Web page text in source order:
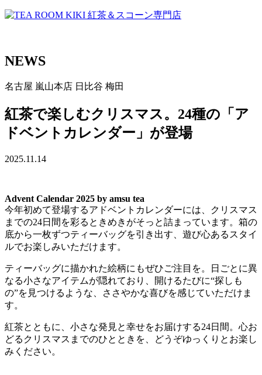
NEWS
名古屋 嵐山本店 日比谷 梅田
紅茶で楽しむクリスマス。24種の「ア
ドベントカレンダー」が登場
2025.11.14
Advent Calendar 2025 by amsu tea
今年初めて登場するアドベントカレンダーには、クリスマス
までの24日間を彩るときめきがそっと詰まっています。箱の
底から一枚ずつティーバッグを引き出す、遊び心あるスタイ
ルでお楽しみいただけます。
ティーバッグに描かれた絵柄にもぜひご注目を。日ごとに異
なる小さなアイテムが隠れており、開けるたびに“探しも
の”を見つけるような、ささやかな喜びを感じていただけま
す。
紅茶とともに、小さな発見と幸せをお届けする24日間。心お
どるクリスマスまでのひとときを、どうぞゆっくりとお楽し
みください。